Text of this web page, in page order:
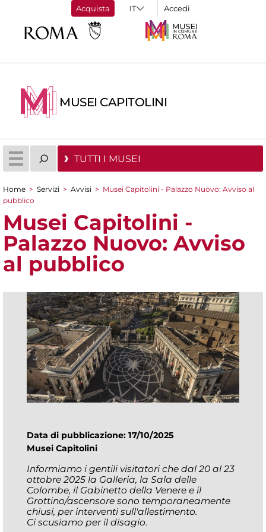
Acquista Accedi
MUSEI CAPITOLINI
TUTTI I MUSEI
Tu sei qui
Home > Servizi > Avvisi > Musei Capitolini - Palazzo Nuovo: Avviso al
pubblico
Musei Capitolini -
Palazzo Nuovo: Avviso
al pubblico
Data di pubblicazione: 17/10/2025
Musei Capitolini
Informiamo i gentili visitatori che dal 20 al 23
ottobre 2025 la Galleria, la Sala delle
Colombe, il Gabinetto della Venere e il
Grottino/ascensore sono temporaneamente
chiusi, per interventi sull'allestimento.
Ci scusiamo per il disagio.